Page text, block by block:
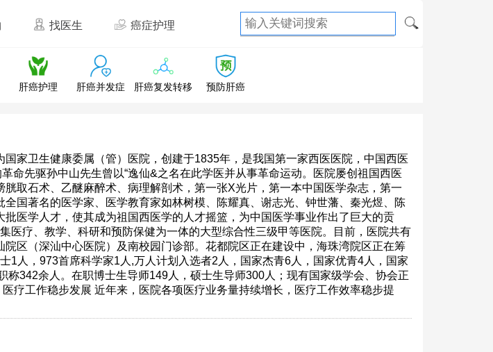
找医生 癌症护理
肝癌护理 肝癌并发症 肝癌复发转移 预防肝癌
家卫生健康委属（管）医院，创建于1835年，是我国第一家西医医院，中国西医
命先驱孙中山先生曾以“逸仙&之名在此学医并从事革命运动。医院屡创祖国西医
取石术、乙醚麻醉术、病理解剖术，第一张X光片，第一本中国医学杂志，第一
国著名的医学家、医学教育家如林树模、陈耀真、谢志光、钟世藩、秦光煜、陈
医学人才，使其成为祖国西医学的人才摇篮，为中国医学事业作出了巨大的贡
医疗、教学、科研和预防保健为一体的大型综合性三级甲等医院。目前，医院共有
区（深汕中心医院）及南校园门诊部。花都院区正在建设中，海珠湾院区正在筹
1人，973首席科学家1人,万人计划入选者2人，国家杰青6人，国家优青4人，国家
342余人。在职博士生导师149人，硕士生导师300人；现有国家级学会、协会正
疗工作稳步发展 近年来，医院各项医疗业务量持续增长，医疗工作效率稳步提